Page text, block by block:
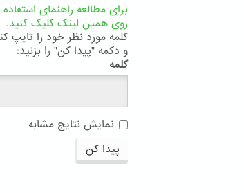
برای مطالعه راهنمای استفاده
روی همین لینک کلیک کنید.
کلمه مورد نظر خود را تایپ
و دکمه "پیدا کن" را بزنید:
کلمه
نمایش نتایج مشابه
پیدا کن